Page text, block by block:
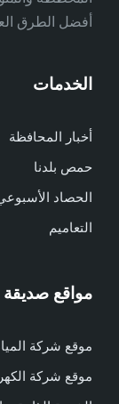
أفضل الطرق
الخدمات
أخبار المحافظة
حمص بلدنا
الحصاد
التعاميم
مواقع صديقة
موقع شركة
موقع شركة